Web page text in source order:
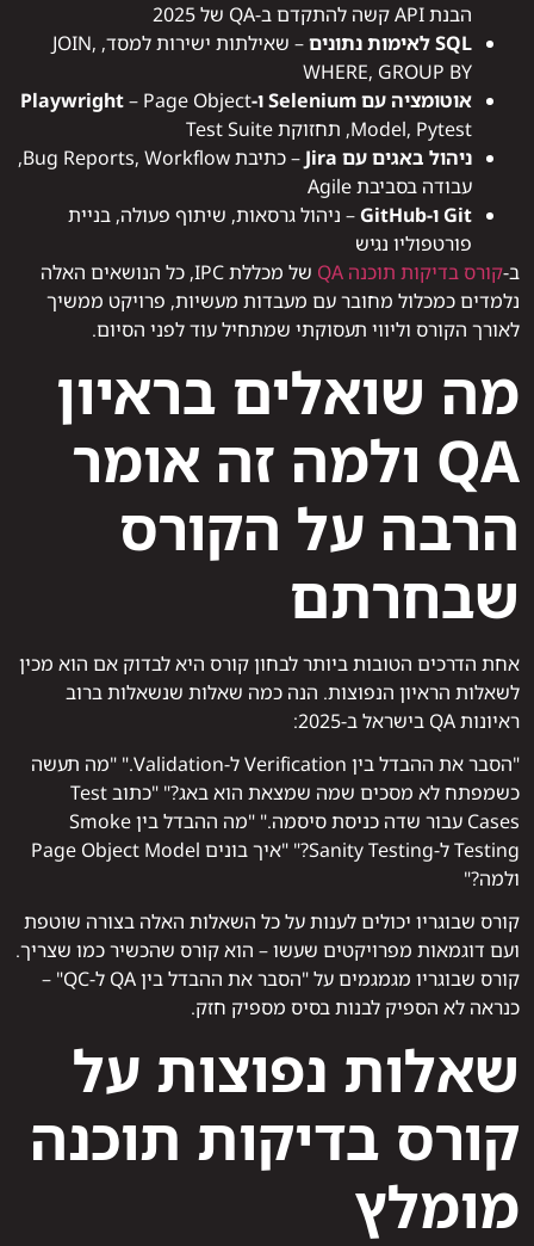
הבנת API קשה להתקדם ב-QA של 2025
SQL לאימות נתונים
– שאילתות ישירות למסד, JOIN,
WHERE, GROUP BY
אוטומציה עם Selenium ו-Playwright
– Page Object
Model, Pytest, תחזוקת Test Suite
ניהול באגים עם Jira
– כתיבת Bug Reports, Workflow,
עבודה בסביבת Agile
Git ו-GitHub
– ניהול גרסאות, שיתוף פעולה, בניית
פורטפוליו נגיש
ב-קורס בדיקות תוכנה QA
של מכללת IPC, כל הנושאים האלה
נלמדים כמכלול מחובר עם מעבדות מעשיות, פרויקט ממשיך
לאורך הקורס וליווי תעסוקתי שמתחיל עוד לפני הסיום.
מה שואלים בראיון
QA ולמה זה אומר
הרבה על הקורס
שבחרתם
אחת הדרכים הטובות ביותר לבחון קורס היא לבדוק אם הוא מכין
לשאלות הראיון הנפוצות. הנה כמה שאלות שנשאלות ברוב
ראיונות QA בישראל ב-2025:
"הסבר את ההבדל בין Verification ל-Validation." "מה תעשה
כשמפתח לא מסכים שמה שמצאת הוא באג?" "כתוב Test
Cases עבור שדה כניסת סיסמה." "מה ההבדל בין Smoke
Testing ל-Sanity Testing?" "איך בונים Page Object Model
ולמה?"
קורס שבוגריו יכולים לענות על כל השאלות האלה בצורה שוטפת
ועם דוגמאות מפרויקטים שעשו – הוא קורס שהכשיר כמו שצריך.
קורס שבוגריו מגמגמים על "הסבר את ההבדל בין QA ל-QC" –
כנראה לא הספיק לבנות בסיס מספיק חזק.
שאלות נפוצות על
קורס בדיקות תוכנה
מומלץ